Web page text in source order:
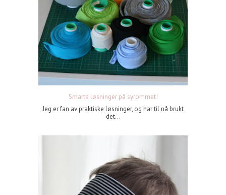
Smarte løsninger på syrommet!
Jeg er fan av praktiske løsninger, og har til nå brukt
det...